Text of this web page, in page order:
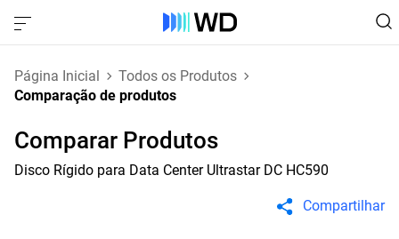
Página Inicial
Todos os Produtos
Comparação de produtos
Comparar Produtos
Disco Rígido para Data Center Ultrastar DC HC590
Compartilhar